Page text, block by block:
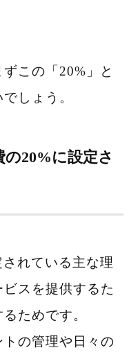
この「20%」と
しょう。
20%に設定さ
れている主な理
スを提供するた
ためです。
の管理や日々の